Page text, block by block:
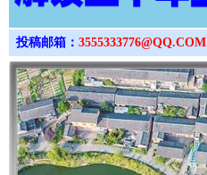
投稿邮箱： 3555333776@QQ.COM